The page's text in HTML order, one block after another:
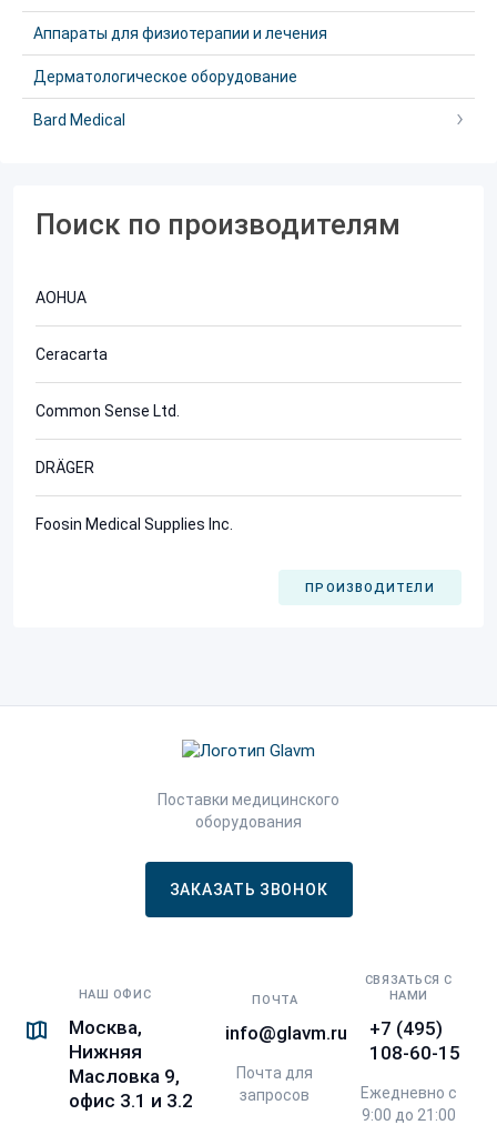
Аппараты для физиотерапии и лечения
Дерматологическое оборудование
Bard Medical
Поиск по производителям
AOHUA
Ceracarta
Common Sense Ltd.
DRÄGER
Foosin Medical Supplies Inc.
ПРОИЗВОДИТЕЛИ
Поставки медицинского
оборудования
ЗАКАЗАТЬ ЗВОНОК
НАШ ОФИС
Москва,
Нижняя
Масловка 9,
офис 3.1 и 3.2
ПОЧТА
info@glavm.ru
Почта для
запросов
СВЯЗАТЬСЯ С
НАМИ
+7 (495)
108-60-15
Ежедневно с
9:00 до 21:00